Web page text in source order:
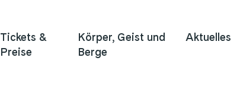
Tickets &
Preise
Körper, Geist und
Berge
Aktuelles